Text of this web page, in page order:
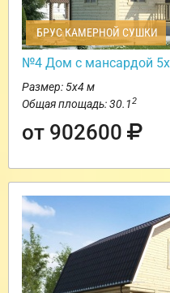
БРУС КАМЕРНОЙ СУШКИ
№4 Дом с мансардой
Размер: 5х4 м
Общая площадь: 30.12
от 902600